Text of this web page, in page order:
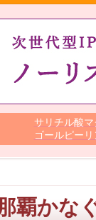
サリチル酸マ
ゴールピー
覇かな